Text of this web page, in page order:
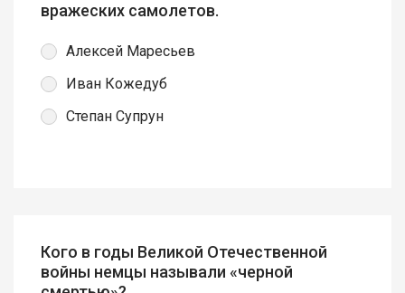
вражеских самолетов.
Алексей Маресьев
Иван Кожедуб
Степан Супрун
Кого в годы Великой Отечественной
войны немцы называли «черной